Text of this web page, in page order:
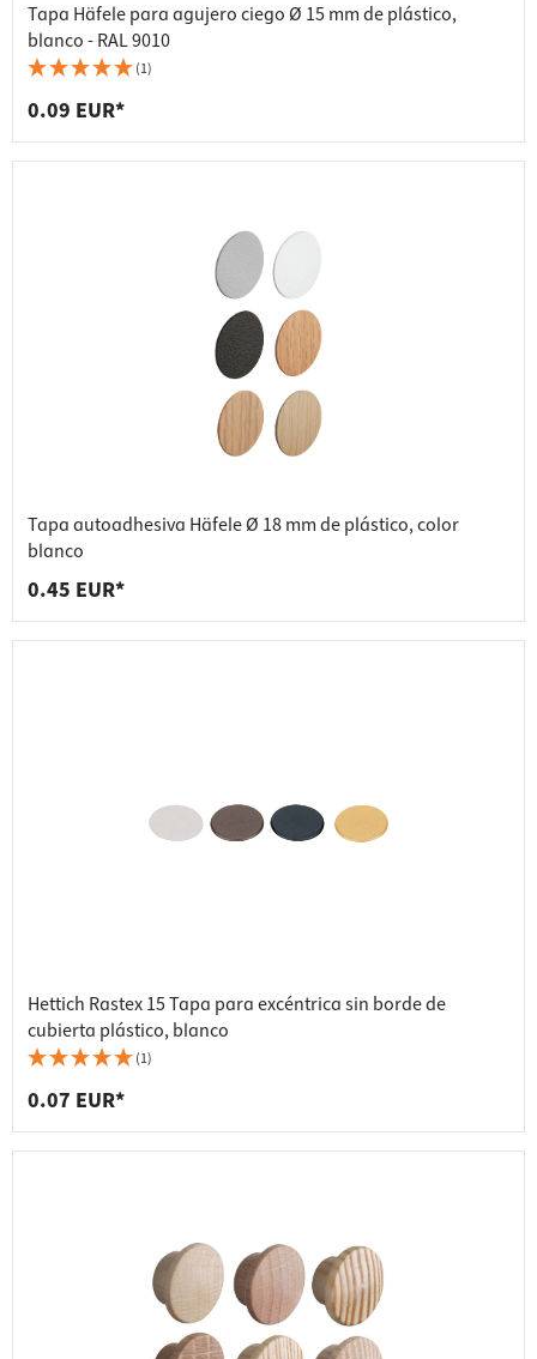
Tapa Häfele para agujero ciego Ø 15 mm de plástico,
blanco - RAL 9010
(1)
0.09 EUR*
Tapa autoadhesiva Häfele Ø 18 mm de plástico, color
blanco
0.45 EUR*
Hettich Rastex 15 Tapa para excéntrica sin borde de
cubierta plástico, blanco
(1)
0.07 EUR*